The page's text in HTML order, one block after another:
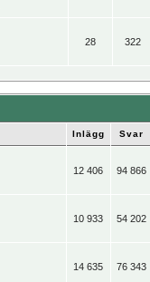
28 322
Inlägg Svar
12 406 94 866
10 933 54 202
14 635 76 343